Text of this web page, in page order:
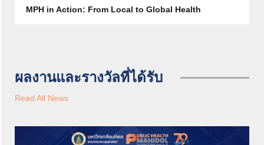
MPH in Action: From Local to Global Health
ผลงานและรางวัลที่ได้รับ
Read All News